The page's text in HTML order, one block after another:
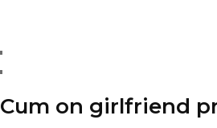
Cum on girlfriend